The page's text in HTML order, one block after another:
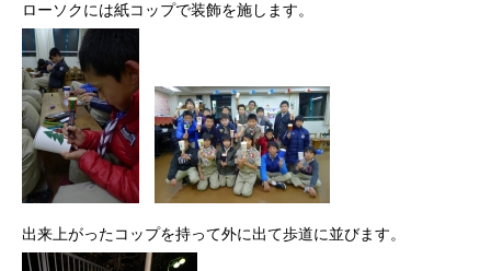
ローソクには紙コップで装飾を施します。
出来上がったコップを持って外に出て歩道に並びます。